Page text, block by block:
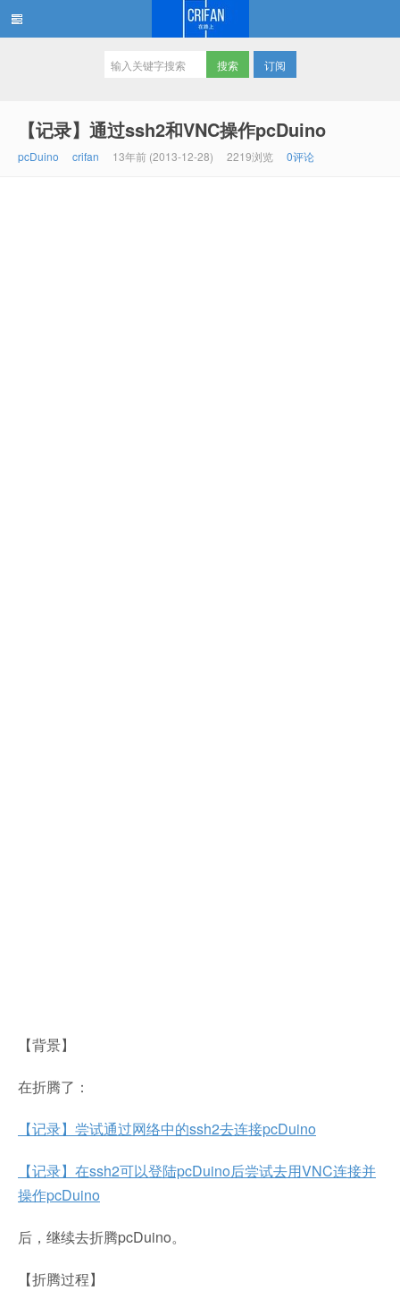
订阅
【记录】通过ssh2和VNC操作pcDuino
pcDuino crifan 13年前 (2013-12-28) 2219浏览 0评论
【背景】
在折腾了：
【记录】尝试通过网络中的ssh2去连接pcDuino
【记录】在ssh2可以登陆pcDuino后尝试去用VNC连接并
操作pcDuino
后，继续去折腾pcDuino。
【折腾过程】